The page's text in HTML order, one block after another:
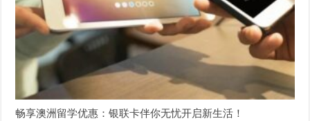
畅享澳洲留学优惠：银联卡伴你无忧开启新生活！